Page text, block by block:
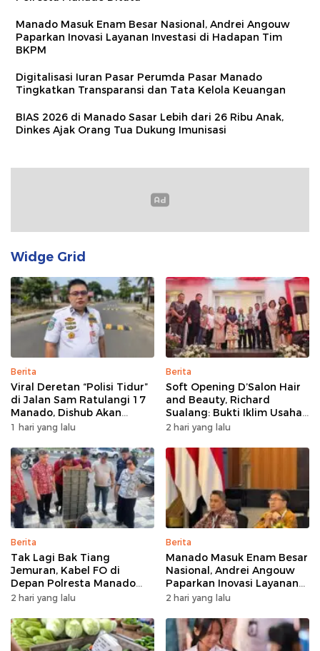
Manado Masuk Enam Besar Nasional, Andrei Angouw
Paparkan Inovasi Layanan Investasi di Hadapan Tim
BKPM
Digitalisasi Iuran Pasar Perumda Pasar Manado
Tingkatkan Transparansi dan Tata Kelola Keuangan
BIAS 2026 di Manado Sasar Lebih dari 26 Ribu Anak,
Dinkes Ajak Orang Tua Dukung Imunisasi
Widge Grid
Berita
Viral Deretan “Polisi Tidur”
di Jalan Sam Ratulangi 17
Manado, Dishub Akan
Musyawarahkan Solusi
1 hari yang lalu
Berita
Soft Opening D’Salon Hair
and Beauty, Richard
Sualang: Bukti Iklim Usaha
di Manado Terus
2 hari yang lalu
Berita
Tak Lagi Bak Tiang
Jemuran, Kabel FO di
Depan Polresta Manado
Ditata
2 hari yang lalu
Berita
Manado Masuk Enam Besar
Nasional, Andrei Angouw
Paparkan Inovasi Layanan
Investasi di Hadapan Tim
2 hari yang lalu